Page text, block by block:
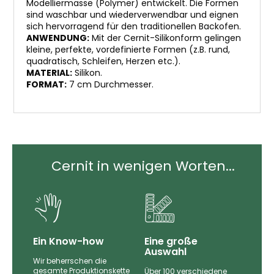
Modelliermasse (Polymer) entwickelt. Die Formen
sind waschbar und wiederverwendbar und eignen
sich hervorragend für den traditionellen Backofen.
ANWENDUNG: Mit der Cernit-Silikonform gelingen
kleine, perfekte, vordefinierte Formen (z.B. rund,
quadratisch, Schleifen, Herzen etc.).
MATERIAL: Silikon.
FORMAT: 7 cm Durchmesser.
Cernit in wenigen Worten...
Ein Know-how
Wir beherrschen die
gesamte Produktionskette
Eine große
Auswahl
Über 100 verschiedene